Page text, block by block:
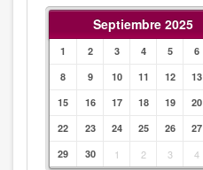
Septiembre 2025
1 2 3 4 5 6
8
9 10 11 12 13
15
16 17 18 19 20
22
23 24 25 26 27
29
30 1 2 3 4